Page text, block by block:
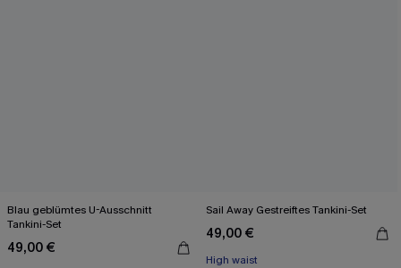
Blau geblümtes U-Ausschnitt
Tankini-Set
49,00 €
Sail Away Gestreiftes Tankini-Set
49,00 €
High waist